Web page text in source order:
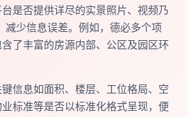
是否提供详尽的实景照片、视频乃
减少信息误差。例如，德必多个项
了丰富的房源内部、公区及园区环
键信息如面积、楼层、工位格局、空
标准等是否以标准化格式呈现，便